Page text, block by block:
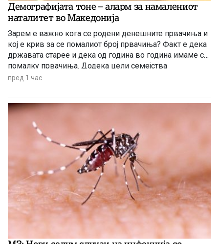
Демографијата тоне – аларм за намалениот
наталитет во Македонија
Зарем е важно кога се родени денешните првачиња и
кој е крив за се помалиот број првачиња? Факт е дека
државата старее и дека од година во година имаме се
помалку првачиња. Додека цели семејства
заминуваат од државата, политичарите си наоѓаат нова
итни мерки за да се спречи одливот на млади.
пред 1 час